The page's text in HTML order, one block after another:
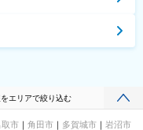
エリアで絞り込む
取市 角田市 多賀城市
岩沼市